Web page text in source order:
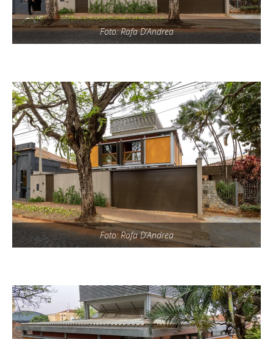
Foto: Rafa D’Andrea
Foto: Rafa D’Andrea